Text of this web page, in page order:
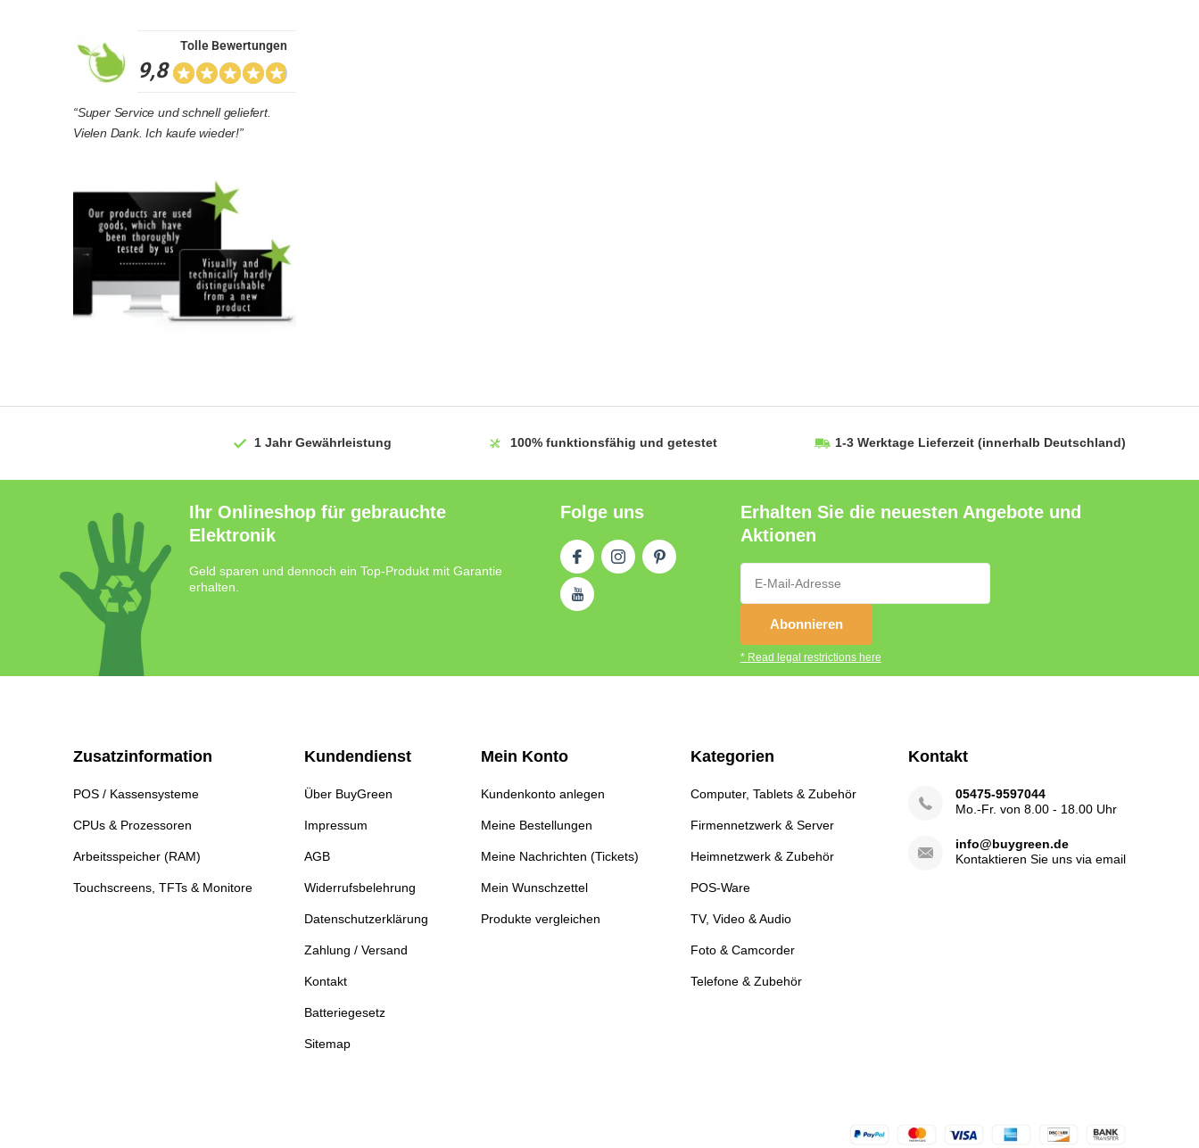
9,8
Tolle Bewertungen
“Super Service und schnell geliefert.
Vielen Dank. Ich kaufe wieder!”
1 JahrGewährleistung 100% funktionsfähig und getestet 1-3 Werktage Lieferzeit (innerhalb Deutschland)
Ihr Onlineshop für gebrauchte
Elektronik
Geld sparen und dennoch ein Top-Produkt mit Garantie
erhalten.
Folge uns
Erhalten Sie die neuesten Angebote und
Aktionen
Abonnieren
* Read legal restrictions here
Zusatzinformation
POS / Kassensysteme
CPUs & Prozessoren
Arbeitsspeicher (RAM)
Touchscreens, TFTs & Monitore
Kundendienst
Über BuyGreen
Impressum
AGB
Widerrufsbelehrung
Datenschutzerklärung
Zahlung / Versand
Kontakt
Batteriegesetz
Sitemap
Mein Konto
Kundenkonto anlegen
Meine Bestellungen
Meine Nachrichten (Tickets)
Mein Wunschzettel
Produkte vergleichen
Kategorien
Computer, Tablets & Zubehör
Firmennetzwerk & Server
Heimnetzwerk & Zubehör
POS-Ware
TV, Video & Audio
Foto & Camcorder
Telefone & Zubehör
Kontakt
05475-9597044
Mo.-Fr. von 8.00 - 18.00 Uhr
info@buygreen.de
Kontaktieren Sie uns via email